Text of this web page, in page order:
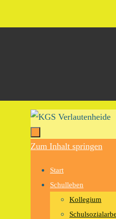
Zum Inhalt springen
Start
Schulleben
Kollegium